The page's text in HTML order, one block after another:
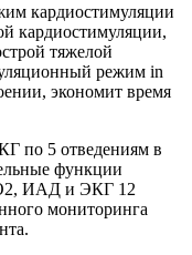
кардиостимуляции
кардиостимуляции,
тяжелой
режим in
экономит время
по 5 отведениям в
функции
ИАД и ЭКГ 12
мониторинга